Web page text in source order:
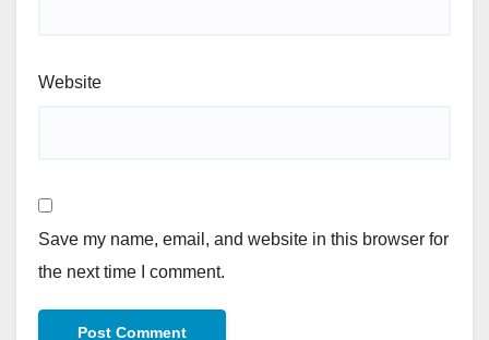
Website
Save my name, email, and website in this browser for
the next time I comment.